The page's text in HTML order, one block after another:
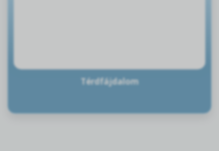
Térdfájdalom